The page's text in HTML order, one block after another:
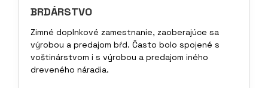
BRDÁRSTVO
Zimné doplnkové zamestnanie, zaoberajúce sa
výrobou a predajom bŕd. Často bolo spojené s
voštinárstvom i s výrobou a predajom iného
dreveného náradia.